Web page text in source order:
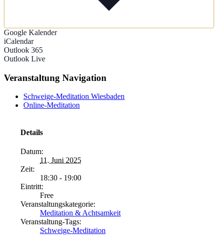
Google Kalender
iCalendar
Outlook 365
Outlook Live
Veranstaltung Navigation
Schweige-Meditation Wiesbaden
Online-Meditation
Details
Datum:
11. Juni 2025
Zeit:
18:30 - 19:00
Eintritt:
Free
Veranstaltungskategorie:
Meditation & Achtsamkeit
Veranstaltung-Tags:
Schweige-Meditation